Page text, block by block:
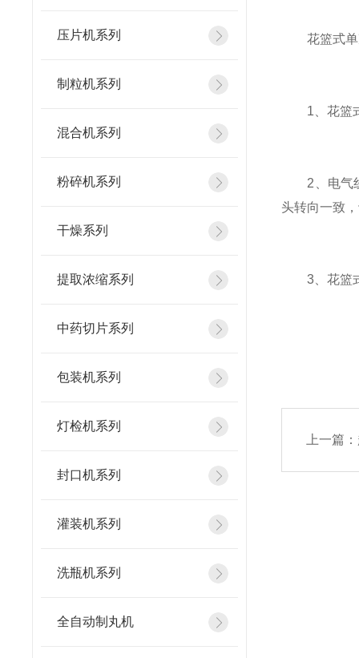
压片机系列
制粒机系列
混合机系列
粉碎机系列
干燥系列
提取浓缩系列
中药切片系列
包装机系列
灯检机系列
封口机系列
灌装机系列
洗瓶机系列
全自动制丸机
花篮式单
1、花篮式
2、电气线
头转向一致
3、花篮式
上一篇：